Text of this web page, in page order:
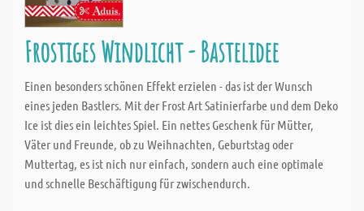
Frostiges Windlicht - Bastelidee
Einen besonders schönen Effekt erzielen - das ist der Wunsch
eines jeden Bastlers. Mit der Frost Art Satinierfarbe und dem Deko
Ice ist dies ein leichtes Spiel. Ein nettes Geschenk für Mütter,
Väter und Freunde, ob zu Weihnachten, Geburtstag oder
Muttertag, es ist nich nur einfach, sondern auch eine optimale
und schnelle Beschäftigung für zwischendurch.